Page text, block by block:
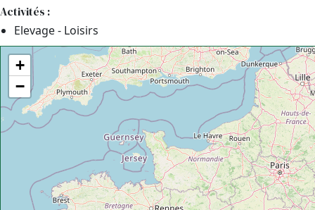
Activités :
Elevage - Loisirs
+
−